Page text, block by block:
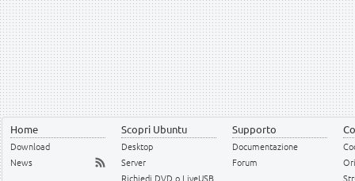
Home
Download
News
Scopri Ubuntu
Desktop
Server
Richiedi DVD o LiveUSB
Supporto
Documentazione
Forum